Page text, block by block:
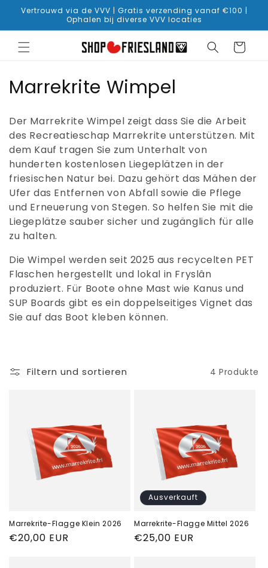
zum
Vertrouwd via de VVV | Gratis verzending vanaf €100 |
Ophalen bij diverse VVV locaties
Warenkorb
K
t
e
g
o
r
i
e
:
Marrekrite Wimpel
Der Marrekrite Wimpel zeigt dass Sie die Arbeit
des Recreatieschap Marrekrite unterstützen. Mit
dem Kauf tragen Sie zum Unterhalt von
hunderten kostenlosen Liegeplätzen in der
friesischen Natur bei. Dazu gehört das Mähen der
Ufer das Entfernen von Abfall sowie die Pflege
und Erneuerung von Stegen. So helfen Sie mit die
Liegeplätze sauber sicher und zugänglich für alle
zu halten.
Die Wimpel werden seit 2025 aus recycelten PET
Flaschen hergestellt und lokal in Fryslân
produziert. Für Boote ohne Mast wie Kanus und
SUP Boards gibt es ein doppelseitiges Vignet das
Sie auf das Boot kleben können.
Filtern und sortieren 4 Produkte
Marrekrite-Flagge Klein 2026
Normaler
€20,00 EUR
Ausverkauft
Marrekrite-Flagge Mittel 2026
Normaler
€25,00 EUR